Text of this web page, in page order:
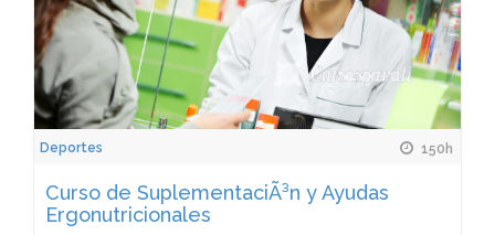
Deportes 150h
Curso de SuplementaciÃ³n y Ayudas
Ergonutricionales